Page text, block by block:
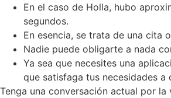
En el caso de Holla, hubo
segundos.
En esencia, se trata de una cita
Nadie puede obligarte a nada
Ya sea que necesites una
que satisfaga tus necesidades a
Tenga una conversación actual por